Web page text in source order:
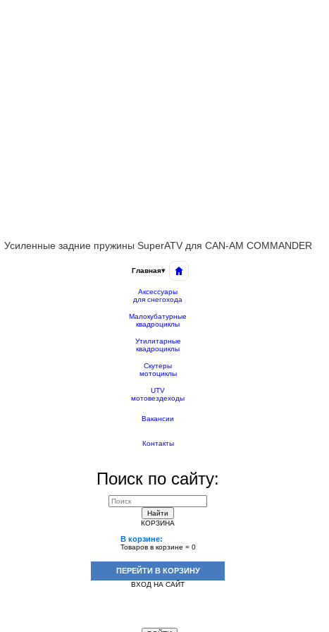
Усиленные задние пружины SuperATV для CAN-AM COMMANDER
Главная▾
Аксессуары
для снегохода
Малокубатурные
квадроциклы
Утилитарные
квадроциклы
Скутеры
мотоциклы
UTV
мотовездеходы
Вакансии
Контакты
Поиск по сайту:
Найти
КОРЗИНА
В корзине:
Товаров в корзине = 0
ПЕРЕЙТИ В КОРЗИНУ
ВХОД НА САЙТ